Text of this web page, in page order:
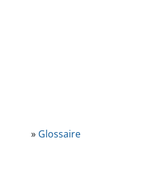
» Glossaire